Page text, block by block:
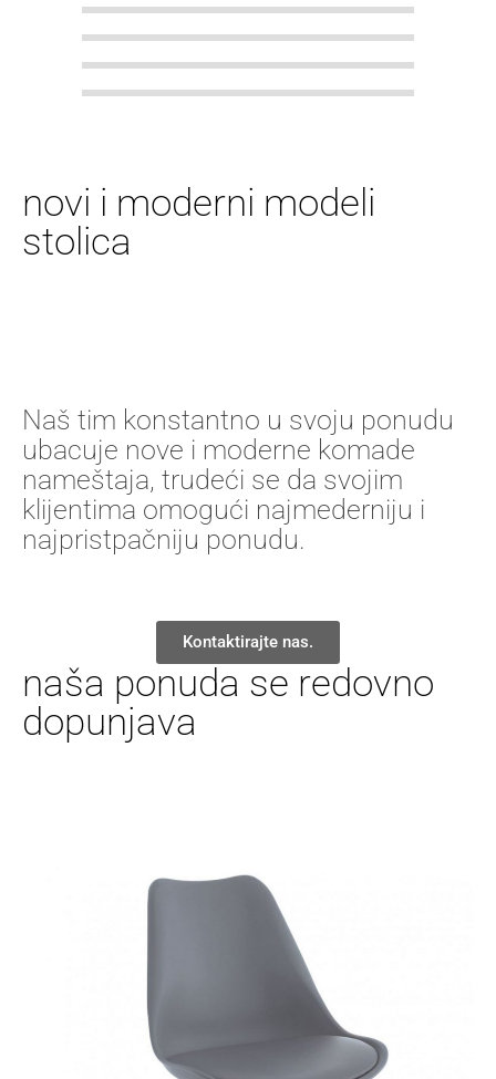
novi i moderni modeli
stolica
Naš tim konstantno u svoju ponudu
ubacuje nove i moderne komade
nameštaja, trudeći se da svojim
klijentima omogući najmederniju i
najpristpačniju ponudu.
Kontaktirajte nas.
naša ponuda se redovno
dopunjava